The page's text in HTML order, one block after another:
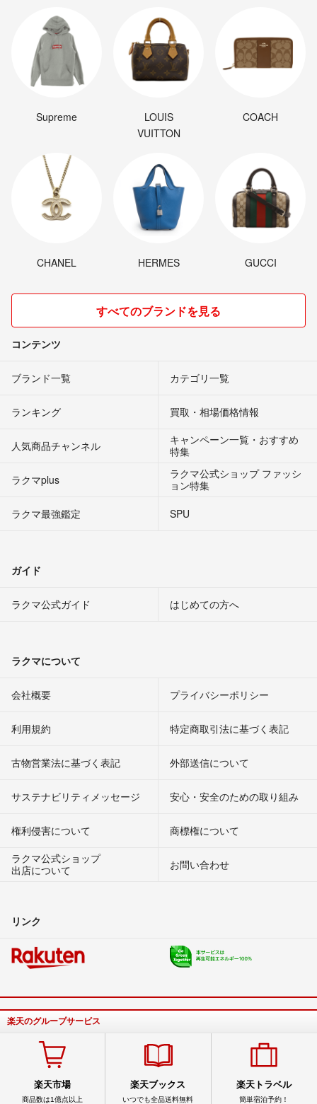
Supreme
LOUIS
VUITTON
COACH
CHANEL HERMES GUCCI
すべてのブランドを見る
コンテンツ
ブランド一覧 カテゴリ一覧
ランキング 買取・相場価格情報
人気商品チャンネル
キャンペーン一覧・おすすめ
特集
ラクマplus
ラクマ公式ショップ ファッシ
ョン特集
ラクマ最強鑑定
SPU
ガイド
ラクマ公式ガイド はじめての方へ
ラクマについて
会社概要 プライバシーポリシー
利用規約 特定商取引法に基づく表記
古物営業法に基づく表記 外部送信について
サステナビリティメッセージ 安心・安全のための取り組み
権利侵害について
商標権について
ラクマ公式ショップ
出店について
お問い合わせ
リンク
楽天のグループサービス
楽天市場
商品数は1億点以上
楽天ブックス
いつでも全品送料無料
楽天トラベル
簡単宿泊予約！